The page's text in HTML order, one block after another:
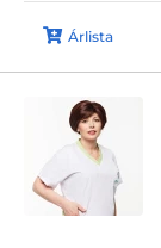
Árlista